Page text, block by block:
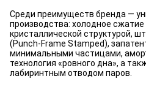
Среди преимуществ бренда —
производства: холодное
кристаллической структурой,
(Punch‑Frame Stamped),
минимальными частицами,
технология «ровного дна», а
лабиринтным отводом паров.